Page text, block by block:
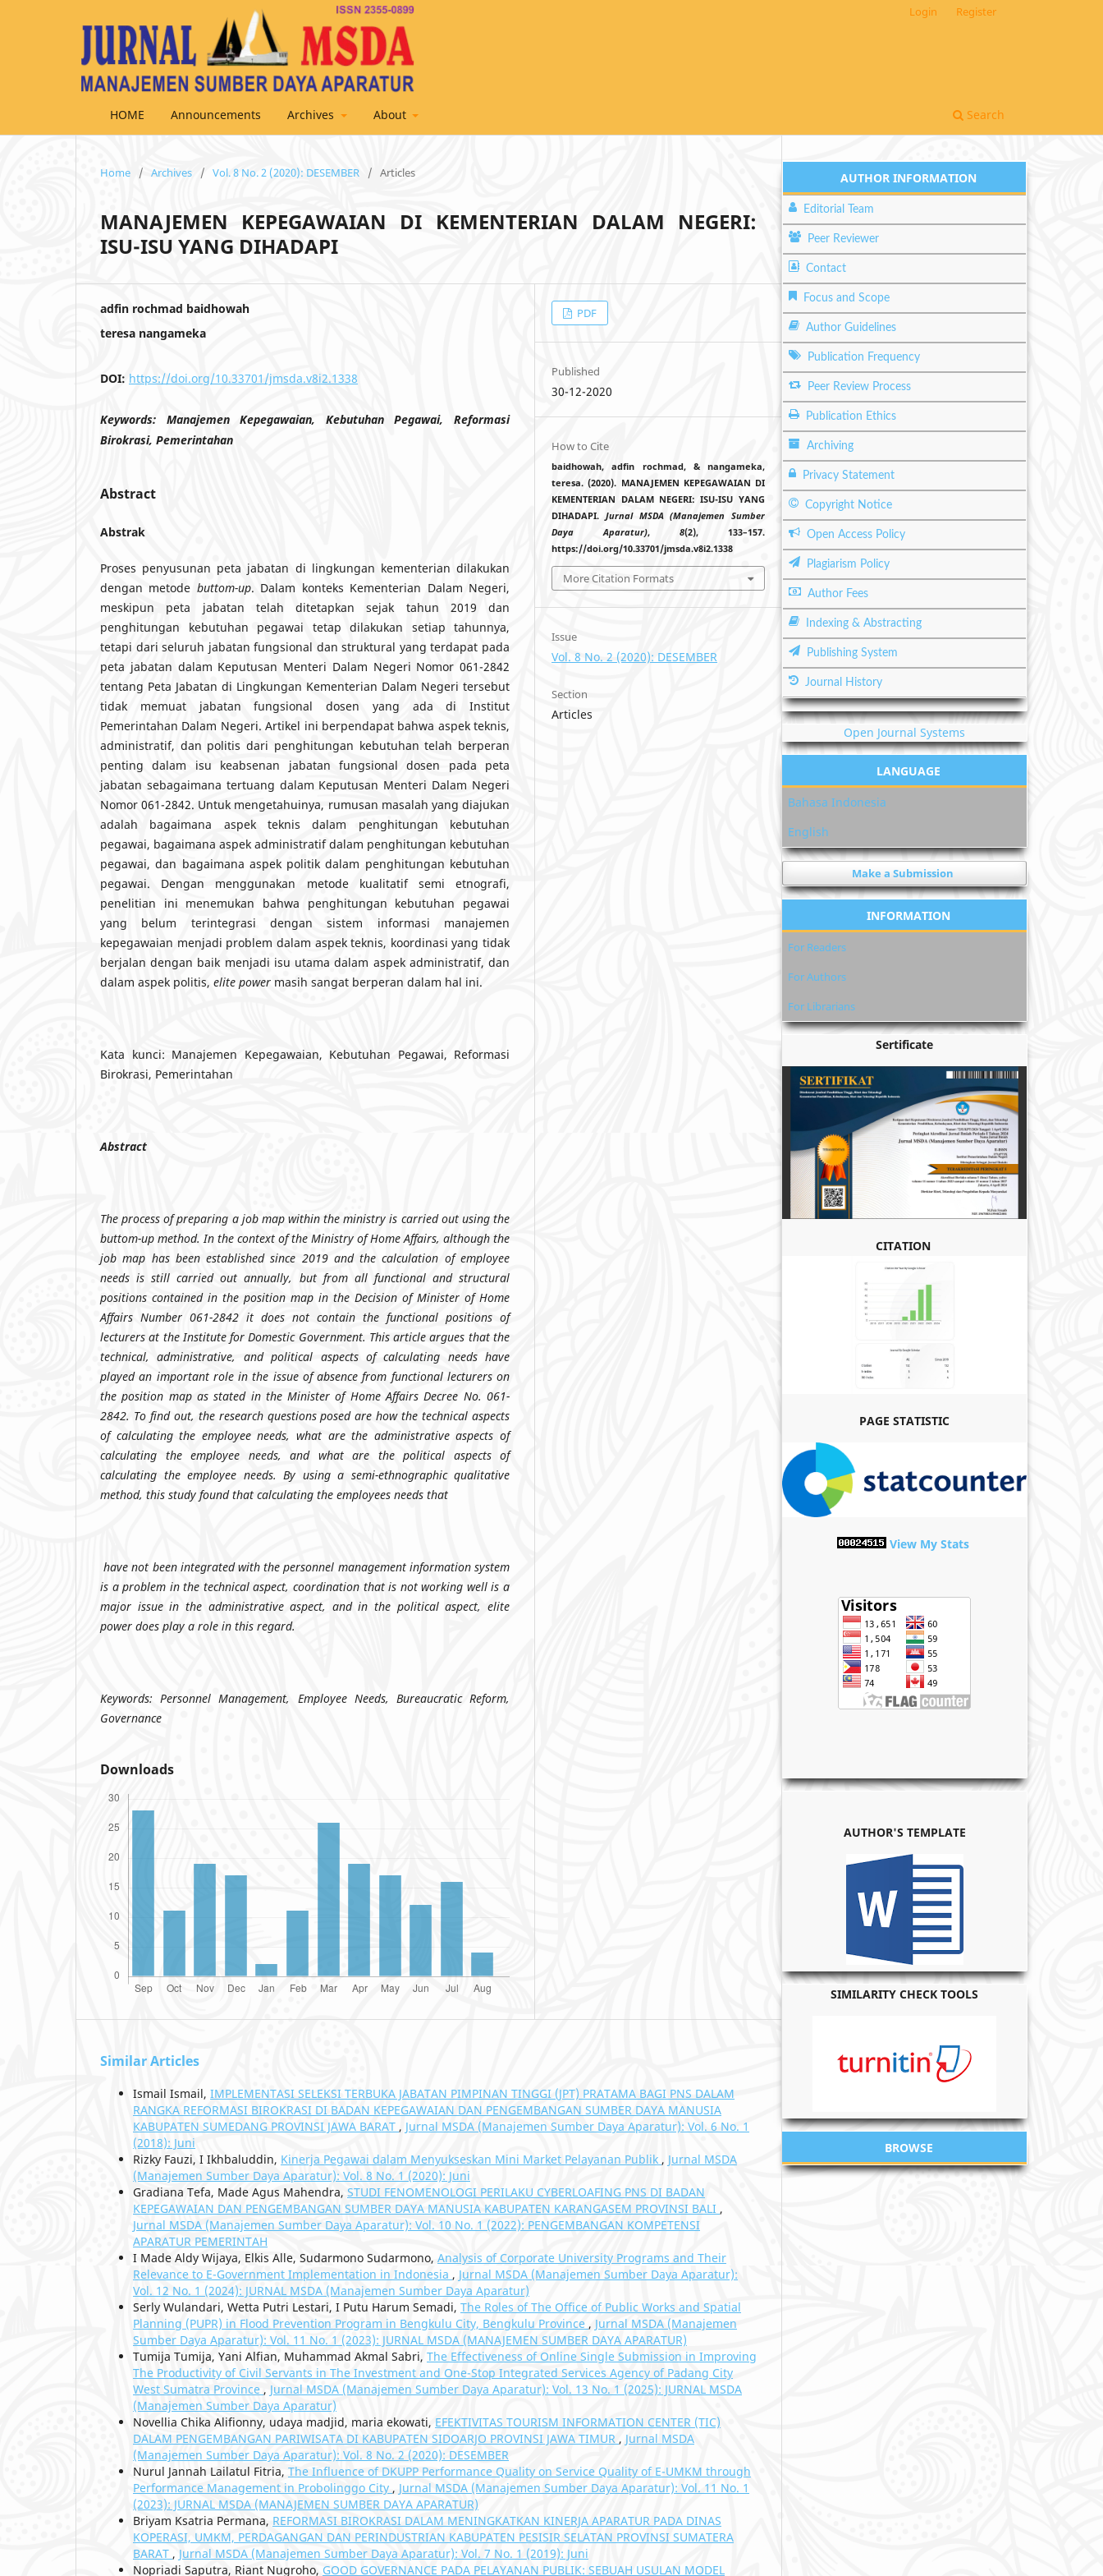
HOME Announcements Archives About Search
Login Register
Home / Archives / Vol. 8 No. 2 (2020): DESEMBER / Articles
MANAJEMEN KEPEGAWAIAN DI KEMENTERIAN DALAM NEGERI:
ISU-ISU YANG DIHADAPI
adfin rochmad baidhowah
teresa nangameka
DOI: https://doi.org/10.33701/jmsda.v8i2.1338
Keywords: Manajemen Kepegawaian, Kebutuhan Pegawai, Reformasi
Birokrasi, Pemerintahan
Abstract
Abstrak
Proses penyusunan peta jabatan di lingkungan kementerian dilakukan
dengan metode buttom-up. Dalam konteks Kementerian Dalam Negeri,
meskipun peta jabatan telah ditetapkan sejak tahun 2019 dan
penghitungan kebutuhan pegawai tetap dilakukan setiap tahunnya,
tetapi dari seluruh jabatan fungsional dan struktural yang terdapat pada
peta jabatan dalam Keputusan Menteri Dalam Negeri Nomor 061-2842
tentang Peta Jabatan di Lingkungan Kementerian Dalam Negeri tersebut
tidak memuat jabatan fungsional dosen yang ada di Institut
Pemerintahan Dalam Negeri. Artikel ini berpendapat bahwa aspek teknis,
administratif, dan politis dari penghitungan kebutuhan telah berperan
penting dalam isu keabsenan jabatan fungsional dosen pada peta
jabatan sebagaimana tertuang dalam Keputusan Menteri Dalam Negeri
Nomor 061-2842. Untuk mengetahuinya, rumusan masalah yang diajukan
adalah bagaimana aspek teknis dalam penghitungan kebutuhan
pegawai, bagaimana aspek administratif dalam penghitungan kebutuhan
pegawai, dan bagaimana aspek politik dalam penghitungan kebutuhan
pegawai. Dengan menggunakan metode kualitatif semi etnografi,
penelitian ini menemukan bahwa penghitungan kebutuhan pegawai
yang belum terintegrasi dengan sistem informasi manajemen
kepegawaian menjadi problem dalam aspek teknis, koordinasi yang tidak
berjalan dengan baik menjadi isu utama dalam aspek administratif, dan
dalam aspek politis, elite power masih sangat berperan dalam hal ini.
Kata kunci: Manajemen Kepegawaian, Kebutuhan Pegawai, Reformasi
Birokrasi, Pemerintahan
Abstract
The process of preparing a job map within the ministry is carried out using the
buttom-up method. In the context of the Ministry of Home Affairs, although the
job map has been established since 2019 and the calculation of employee
needs is still carried out annually, but from all functional and structural
positions contained in the position map in the Decision of Minister of Home
Affairs Number 061-2842 it does not contain the functional positions of
lecturers at the Institute for Domestic Government. This article argues that the
technical, administrative, and political aspects of calculating needs have
played an important role in the issue of absence from functional lecturers on
the position map as stated in the Minister of Home Affairs Decree No. 061-
2842. To find out, the research questions posed are how the technical aspects
of calculating the employee needs, what are the administrative aspects of
calculating the employee needs, and what are the political aspects of
calculating the employee needs. By using a semi-ethnographic qualitative
method, this study found that calculating the employees needs that
have not been integrated with the personnel management information system
is a problem in the technical aspect, coordination that is not working well is a
major issue in the administrative aspect, and in the political aspect, elite
power does play a role in this regard.
Keywords: Personnel Management, Employee Needs, Bureaucratic Reform,
Governance
Downloads
PDF
Published
30-12-2020
How to Cite
baidhowah, adfin rochmad, & nangameka,
teresa. (2020). MANAJEMEN KEPEGAWAIAN DI
KEMENTERIAN DALAM NEGERI: ISU-ISU YANG
DIHADAPI. Jurnal MSDA (Manajemen Sumber
Daya Aparatur),8(2), 133–157.
https://doi.org/10.33701/jmsda.v8i2.1338
More Citation Formats
Issue
Vol. 8 No. 2 (2020): DESEMBER
Section
Articles
Similar Articles
Ismail Ismail, IMPLEMENTASI SELEKSI TERBUKA JABATAN PIMPINAN TINGGI (JPT) PRATAMA BAGI PNS DALAM
RANGKA REFORMASI BIROKRASI DI BADAN KEPEGAWAIAN DAN PENGEMBANGAN SUMBER DAYA MANUSIA
KABUPATEN SUMEDANG PROVINSI JAWA BARAT , Jurnal MSDA (Manajemen Sumber Daya Aparatur): Vol. 6 No. 1
(2018): Juni
Rizky Fauzi, I Ikhbaluddin, Kinerja Pegawai dalam Menyukseskan Mini Market Pelayanan Publik , Jurnal MSDA
(Manajemen Sumber Daya Aparatur): Vol. 8 No. 1 (2020): Juni
Gradiana Tefa, Made Agus Mahendra, STUDI FENOMENOLOGI PERILAKU CYBERLOAFING PNS DI BADAN
KEPEGAWAIAN DAN PENGEMBANGAN SUMBER DAYA MANUSIA KABUPATEN KARANGASEM PROVINSI BALI ,
Jurnal MSDA (Manajemen Sumber Daya Aparatur): Vol. 10 No. 1 (2022): PENGEMBANGAN KOMPETENSI
APARATUR PEMERINTAH
I Made Aldy Wijaya, Elkis Alle, Sudarmono Sudarmono, Analysis of Corporate University Programs and Their
Relevance to E-Government Implementation in Indonesia , Jurnal MSDA (Manajemen Sumber Daya Aparatur):
Vol. 12 No. 1 (2024): JURNAL MSDA (Manajemen Sumber Daya Aparatur)
Serly Wulandari, Wetta Putri Lestari, I Putu Harum Semadi, The Roles of The Office of Public Works and Spatial
Planning (PUPR) in Flood Prevention Program in Bengkulu City, Bengkulu Province , Jurnal MSDA (Manajemen
Sumber Daya Aparatur): Vol. 11 No. 1 (2023): JURNAL MSDA (MANAJEMEN SUMBER DAYA APARATUR)
Tumija Tumija, Yani Alfian, Muhammad Akmal Sabri, The Effectiveness of Online Single Submission in Improving
The Productivity of Civil Servants in The Investment and One-Stop Integrated Services Agency of Padang City
West Sumatra Province , Jurnal MSDA (Manajemen Sumber Daya Aparatur): Vol. 13 No. 1 (2025): JURNAL MSDA
(Manajemen Sumber Daya Aparatur)
Novellia Chika Alifionny, udaya madjid, maria ekowati, EFEKTIVITAS TOURISM INFORMATION CENTER (TIC)
DALAM PENGEMBANGAN PARIWISATA DI KABUPATEN SIDOARJO PROVINSI JAWA TIMUR , Jurnal MSDA
(Manajemen Sumber Daya Aparatur): Vol. 8 No. 2 (2020): DESEMBER
Nurul Jannah Lailatul Fitria, The Influence of DKUPP Performance Quality on Service Quality of E-UMKM through
Performance Management in Probolinggo City , Jurnal MSDA (Manajemen Sumber Daya Aparatur): Vol. 11 No. 1
(2023): JURNAL MSDA (MANAJEMEN SUMBER DAYA APARATUR)
Briyam Ksatria Permana, REFORMASI BIROKRASI DALAM MENINGKATKAN KINERJA APARATUR PADA DINAS
KOPERASI, UMKM, PERDAGANGAN DAN PERINDUSTRIAN KABUPATEN PESISIR SELATAN PROVINSI SUMATERA
BARAT , Jurnal MSDA (Manajemen Sumber Daya Aparatur): Vol. 7 No. 1 (2019): Juni
Nopriadi Saputra, Riant Nugroho, GOOD GOVERNANCE PADA PELAYANAN PUBLIK: SEBUAH USULAN MODEL
AUTHOR INFORMATION
Editorial Team
Peer Reviewer
Contact
Focus and Scope
Author Guidelines
Publication Frequency
Peer Review Process
Publication Ethics
Archiving
Privacy Statement
Copyright Notice
Open Access Policy
Plagiarism Policy
Author Fees
Indexing & Abstracting
Publishing System
Journal History
Open Journal Systems
LANGUAGE
Bahasa Indonesia
English
Make a Submission
INFORMATION
For Readers
For Authors
For Librarians
Sertificate
CITATION
PAGE STATISTIC
View My Stats
AUTHOR'S TEMPLATE
SIMILARITY CHECK TOOLS
BROWSE